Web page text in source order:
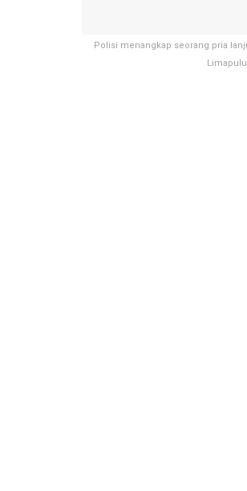
Polisi menangkap seorang pria